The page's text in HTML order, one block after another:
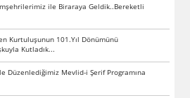
ile Biraraya Geldik..Bereketli
Kurtuluşunun 101.Yıl Dönümünü
Kutladık...
Düzenlediğimiz Mevlid-i Şerif Programına